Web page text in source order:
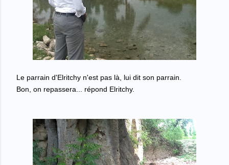
Le parrain d'Elritchy n'est pas là , lui dit son parrain.
Bon, on repassera...
répond Elritchy.